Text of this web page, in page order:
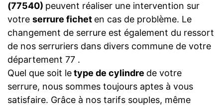
(77540) peuvent réaliser une intervention sur
votre serrure fichet en cas de problème. Le
changement de serrure est également du ressort
de nos serruriers dans divers commune de votre
département 77 .
Quel que soit letype de cylindre de votre
serrure, nous sommes toujours aptes à vous
satisfaire. Grâce à nos tarifs souples, même